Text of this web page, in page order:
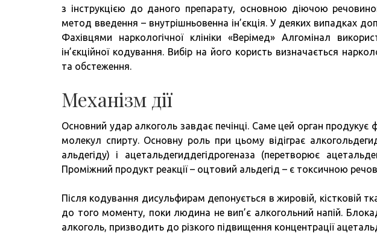
з інструкцією до даного препарату, основною діючою
метод введення – внутрішньовенна ін’єкція. У деяких випадках
Фахівцями наркологічної клініки «Верімед» Алгомінал
ін’єкційної кодування. Вибір на його користь визначається
та обстеження.
Механізм дії
Основний удар алкоголь завдає печінці. Саме цей орган продукує
молекул спирту. Основну роль при цьому відіграє
альдегіду) і ацетальдегиддегідрогеназа (перетворює
Проміжний продукт реакції – оцтовий альдегід – є токсичною
Після кодування дисульфирам депонується в жировій, кістковій
до того моменту, поки людина не вип’є алкогольний напій.
алкоголь, призводить до різкого підвищення концентрації